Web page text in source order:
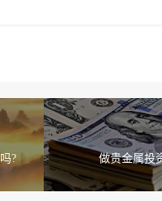
? 做贵金属投